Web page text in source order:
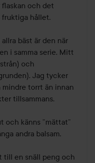
och det
hållet.
bäst är den när
i samma serie. Mitt
och
Jag tycker
torrt än innan
tillsammans.
och känns ”mättat”
andra balsam.
till en snäll peng och